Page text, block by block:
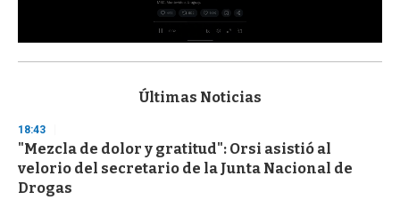
s
d
s
o
f
3
Últimas Noticias
18:43
"Mezcla de dolor y gratitud": Orsi asistió al
velorio del secretario de la Junta Nacional de
Drogas